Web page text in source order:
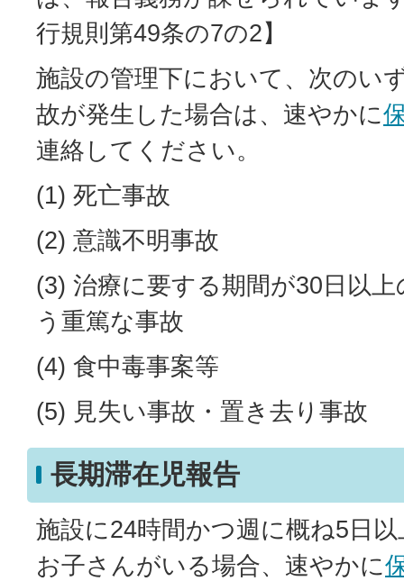
行規則第49条の7の2】
施設の管理下において、次のい
故が発生した場合は、速やかに
連絡してください。
(1) 死亡事故
(2) 意識不明事故
(3) 治療に要する期間が30日以
う重篤な事故
(4) 食中毒事案等
(5) 見失い事故・置き去り事故
長期滞在児報告
施設に24時間かつ週に概ね5日
お子さんがいる場合、速やかに